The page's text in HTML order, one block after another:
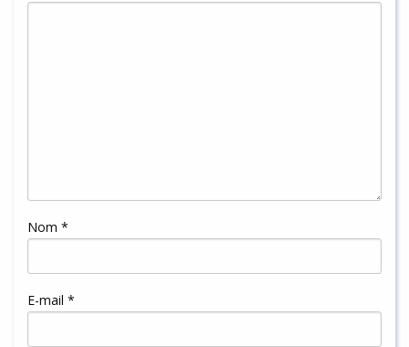
Nom *
E-mail *